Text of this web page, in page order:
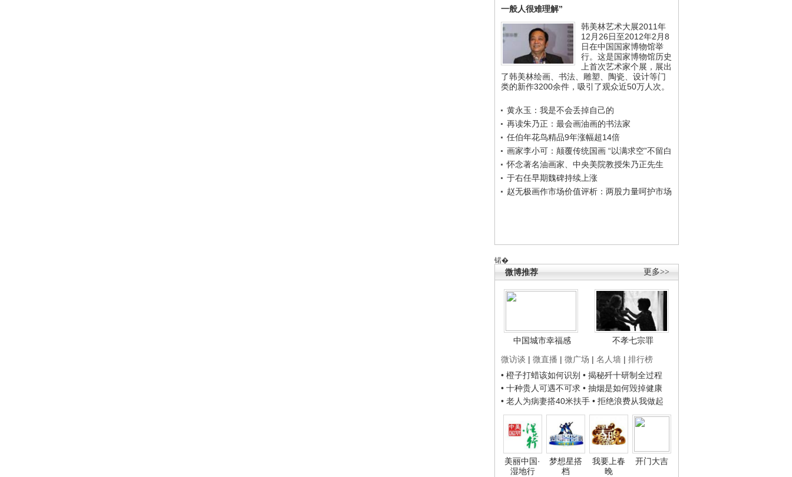
一般人很难理解”
韩美林艺术大展2011年
12月26日至2012年2月8
日在中国国家博物馆举
行。这是国家博物馆历史
上首次艺术家个展，展出
了韩美林绘画、书法、雕塑、陶瓷、设计等门
类的新作3200余件，吸引了观众近50万人次。
黄永玉：我是不会丢掉自己的
再读朱乃正：最会画油画的书法家
任伯年花鸟精品9年涨幅超14倍
画家李小可：颠覆传统国画 “以满求空”不留白
怀念著名油画家、中央美院教授朱乃正先生
于右任早期魏碑持续上涨
赵无极画作市场价值评析：两股力量呵护市场
锘�
更多>>
微博推荐
中国城市幸福感
不孝七宗罪
微访谈 | 微直播 | 微广场 | 名人墙 | 排行榜
• 橙子打蜡该如何识别 • 揭秘歼十研制全过程
• 十种贵人可遇不可求 • 抽烟是如何毁掉健康
• 老人为病妻搭40米扶手 • 拒绝浪费从我做起
美丽中国·
湿地行
梦想星搭
档
我要上春
晚
开门大吉